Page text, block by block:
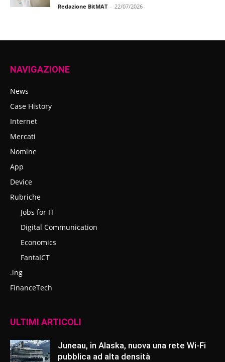
Redazione BitMAT - 22/07/2026
NAVIGAZIONE
News
Case History
Internet
Mercati
Nomine
App
Device
Rubriche
Jobs for IT
Digital Communication
Economics
FantaICT
.ing
FinanceTech
ULTIMI ARTICOLI
Juneau, in Alaska, nuova una rete Wi-Fi
pubblica ad alta densità